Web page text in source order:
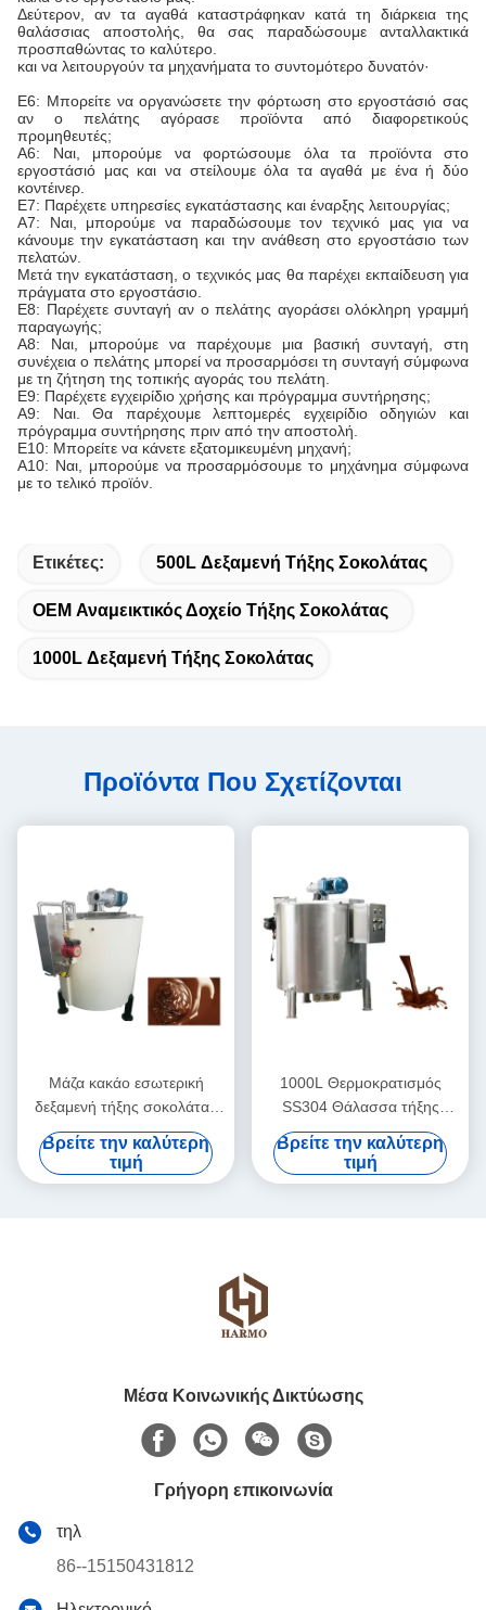
Δεύτερον, αν τα αγαθά καταστράφηκαν κατά τη διάρκεια της
θαλάσσιας αποστολής, θα σας παραδώσουμε ανταλλακτικά
προσπαθώντας το καλύτερο.
και να λειτουργούν τα μηχανήματα το συντομότερο δυνατόν·
Ε6: Μπορείτε να οργανώσετε την φόρτωση στο εργοστάσιό σας
αν ο πελάτης αγόρασε προϊόντα από διαφορετικούς
προμηθευτές;
Α6: Ναι, μπορούμε να φορτώσουμε όλα τα προϊόντα στο
εργοστάσιό μας και να στείλουμε όλα τα αγαθά με ένα ή δύο
κοντέινερ.
Ε7: Παρέχετε υπηρεσίες εγκατάστασης και έναρξης λειτουργίας;
Α7: Ναι, μπορούμε να παραδώσουμε τον τεχνικό μας για να
κάνουμε την εγκατάσταση και την ανάθεση στο εργοστάσιο των
πελατών.
Μετά την εγκατάσταση, ο τεχνικός μας θα παρέχει εκπαίδευση για
πράγματα στο εργοστάσιο.
Ε8: Παρέχετε συνταγή αν ο πελάτης αγοράσει ολόκληρη γραμμή
παραγωγής;
Α8: Ναι, μπορούμε να παρέχουμε μια βασική συνταγή, στη
συνέχεια ο πελάτης μπορεί να προσαρμόσει τη συνταγή σύμφωνα
με τη ζήτηση της τοπικής αγοράς του πελάτη.
Ε9: Παρέχετε εγχειρίδιο χρήσης και πρόγραμμα συντήρησης;
Α9: Ναι. Θα παρέχουμε λεπτομερές εγχειρίδιο οδηγιών και
πρόγραμμα συντήρησης πριν από την αποστολή.
Ε10: Μπορείτε να κάνετε εξατομικευμένη μηχανή;
Α10: Ναι, μπορούμε να προσαρμόσουμε το μηχάνημα σύμφωνα
με το τελικό προϊόν.
Ετικέτες: 500L Δεξαμενή Τήξης Σοκολάτας
OEM Αναμεικτικός Δοχείο Τήξης Σοκολάτας
1000L Δεξαμενή Τήξης Σοκολάτας
Προϊόντα Που Σχετίζονται
Μάζα κακάο εσωτερική
δεξαμενή τήξης σοκολάτας
4mm 500L
Βρείτε την καλύτερη
τιμή
1000L Θερμοκρατισμός
SS304 Θάλασσα τήξης
σοκολάτας
Βρείτε την καλύτερη
τιμή
Μέσα Κοινωνικής Δικτύωσης
Γρήγορη επικοινωνία
τηλ
86--15150431812